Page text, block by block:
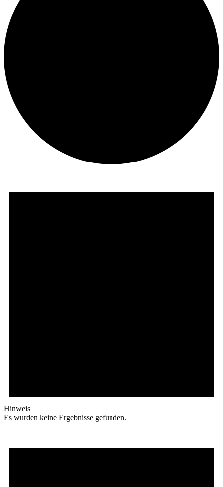
Hinweis
Es wurden keine Ergebnisse gefunden.